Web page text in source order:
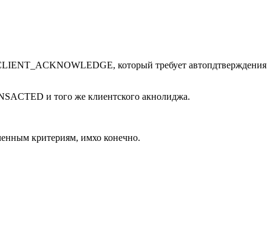
который требует автопдтверждения
и того же клиентского акнолиджа.
критериям, имхо конечно.